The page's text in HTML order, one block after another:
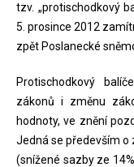
tzv. „protischodkový
5. prosince 2012
zpět Poslanecké
Protischodkový
zákonů i změnu
hodnoty, ve znění
Jedná se především o
(snížené sazby ze